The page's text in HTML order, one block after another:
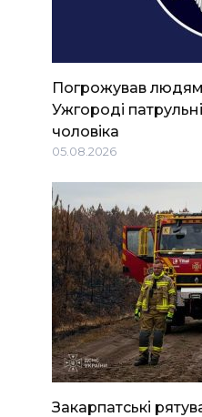
Погрожував
Ужгороді
чоловіка
05.08.2026
Закарпатські